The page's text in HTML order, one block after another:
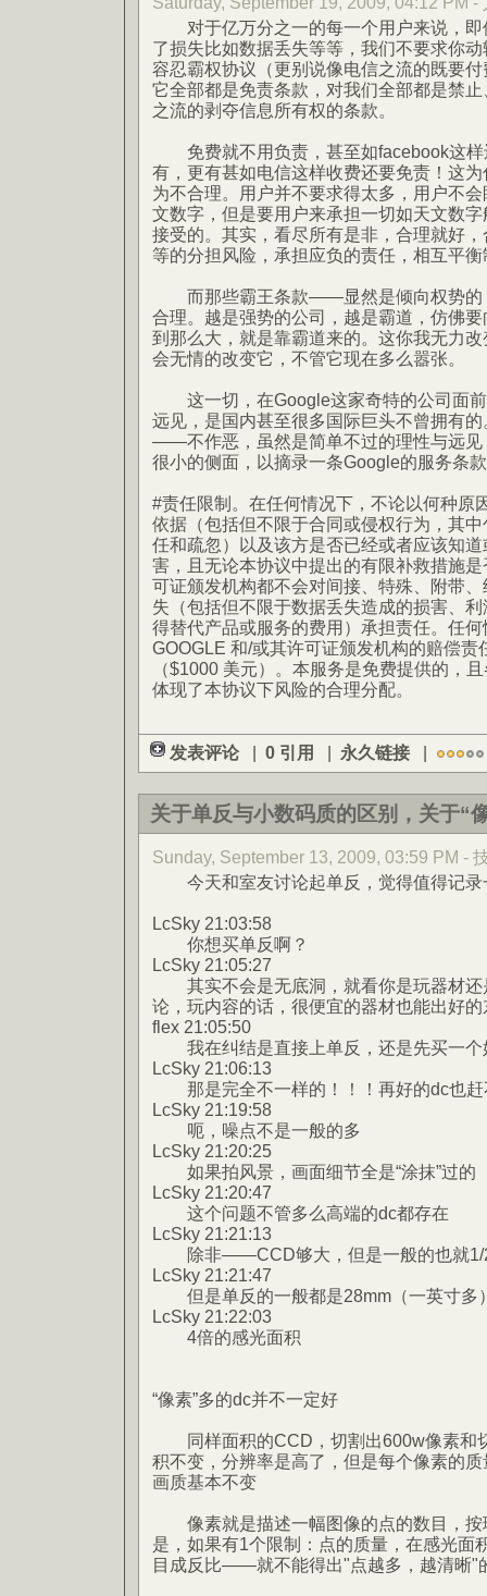
对于亿万分之一的每一个用户来说，即
了损失比如数据丢失等等，我们不要求你
容忍霸权协议（更别说像电信之流的既要
它全部都是免责条款，对我们全部都是禁
之流的剥夺信息所有权的条款。
免费就不用负责，甚至如facebook这样
有，更有甚如电信这样收费还要免责！这
为不合理。用户并不要求得太多，用户不
文数字，但是要用户来承担一切如天文数
接受的。其实，看尽所有是非，合理就好
等的分担风险，承担应负的责任，相互平
而那些霸王条款——显然是倾向权势的
合理。越是强势的公司，越是霸道，仿佛
到那么大，就是靠霸道来的。这你我无力
会无情的改变它，不管它现在多么嚣张。
这一切，在Google这家奇特的公司面前
远见，是国内甚至很多国际巨头不曾拥有
——不作恶，虽然是简单不过的理性与远见
很小的侧面，以摘录一条Google的服务条
#责任限制。在任何情况下，不论以何种原
依据（包括但不限于合同或侵权行为，其
任和疏忽）以及该方是否已经或者应该知
害，且无论本协议中提出的有限补救措施
可证颁发机构都不会对间接、特殊、附带
失（包括但不限于数据丢失造成的损害、
得替代产品或服务的费用）承担责任。任
GOOGLE 和/或其许可证颁发机构的赔偿责
（$1000 美元）。本服务是免费提供的，
体现了本协议下风险的合理分配。
发表评论 | 0 引用 | 永久链接 |
关于单反与小数码质的区别，关于“
Sunday, September 13, 2009, 03:59 PM -
今天和室友讨论起单反，觉得值得记录
LcSky 21:03:58
你想买单反啊？
LcSky 21:05:27
其实不会是无底洞，就看你是玩器材还
论，玩内容的话，很便宜的器材也能出好
flex 21:05:50
我在纠结是直接上单反，还是先买一个
LcSky 21:06:13
那是完全不一样的！！！再好的dc也赶
LcSky 21:19:58
呃，噪点不是一般的多
LcSky 21:20:25
如果拍风景，画面细节全是“涂抹”过的
LcSky 21:20:47
这个问题不管多么高端的dc都存在
LcSky 21:21:13
除非——CCD够大，但是一般的也就1/
LcSky 21:21:47
但是单反的一般都是28mm（一英寸多
LcSky 21:22:03
4倍的感光面积
“像素”多的dc并不一定好
同样面积的CCD，切割出600w像素和
积不变，分辨率是高了，但是每个像素的
画质基本不变
像素就是描述一幅图像的点的数目，按
是，如果有1个限制：点的质量，在感光面
目成反比——就不能得出"点越多，越清晰"